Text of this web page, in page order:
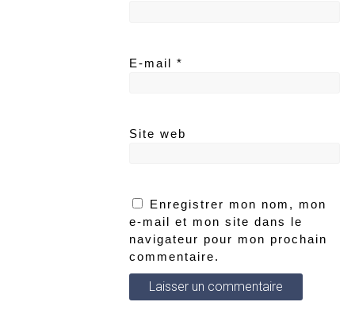
E-mail *
Site web
Enregistrer mon nom, mon
e-mail et mon site dans le
navigateur pour mon prochain
commentaire.